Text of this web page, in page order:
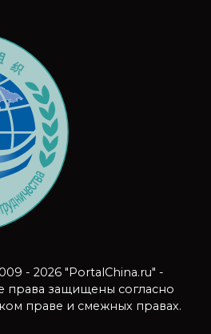
- 2026 "PortalChina.ru" -
права защищены согласно
праве и смежных правах.